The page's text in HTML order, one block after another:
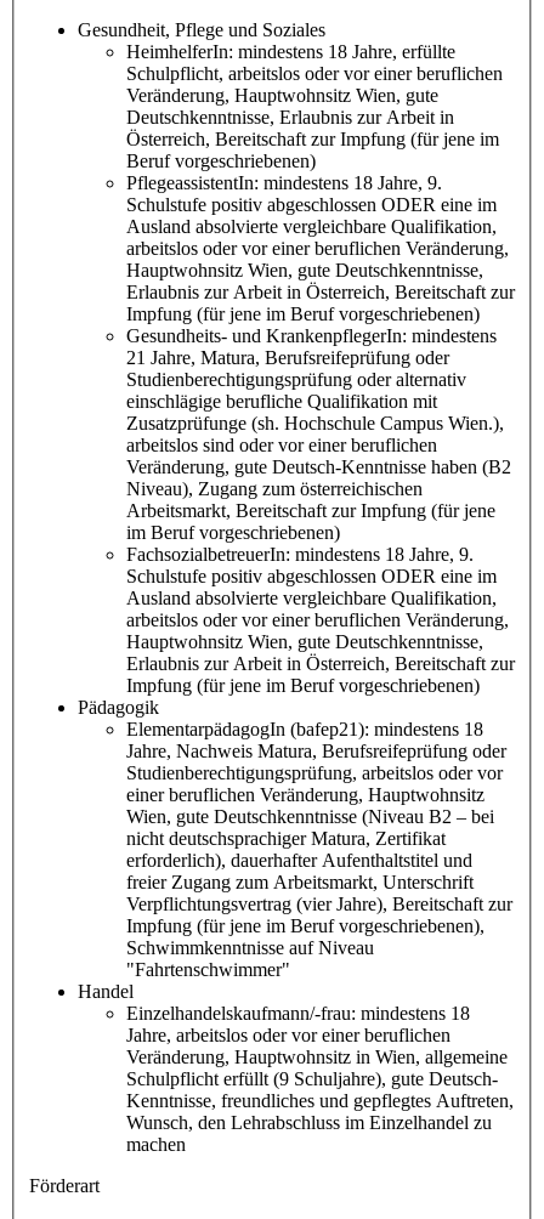
Gesundheit, Pflege und Soziales
HeimhelferIn: mindestens 18 Jahre, erfüllte
Schulpflicht, arbeitslos oder vor einer beruflichen
Veränderung, Hauptwohnsitz Wien, gute
Deutschkenntnisse, Erlaubnis zur Arbeit in
Österreich, Bereitschaft zur Impfung (für jene im
Beruf vorgeschriebenen)
PflegeassistentIn: mindestens 18 Jahre, 9.
Schulstufe positiv abgeschlossen ODER eine im
Ausland absolvierte vergleichbare Qualifikation,
arbeitslos oder vor einer beruflichen Veränderung,
Hauptwohnsitz Wien, gute Deutschkenntnisse,
Erlaubnis zur Arbeit in Österreich, Bereitschaft zur
Impfung (für jene im Beruf vorgeschriebenen)
Gesundheits- und KrankenpflegerIn: mindestens
21 Jahre, Matura, Berufsreifeprüfung oder
Studienberechtigungsprüfung oder alternativ
einschlägige berufliche Qualifikation mit
Zusatzprüfunge (sh. Hochschule Campus Wien.),
arbeitslos sind oder vor einer beruflichen
Veränderung, gute Deutsch-Kenntnisse haben (B2
Niveau), Zugang zum österreichischen
Arbeitsmarkt, Bereitschaft zur Impfung (für jene
im Beruf vorgeschriebenen)
FachsozialbetreuerIn: mindestens 18 Jahre, 9.
Schulstufe positiv abgeschlossen ODER eine im
Ausland absolvierte vergleichbare Qualifikation,
arbeitslos oder vor einer beruflichen Veränderung,
Hauptwohnsitz Wien, gute Deutschkenntnisse,
Erlaubnis zur Arbeit in Österreich, Bereitschaft zur
Impfung (für jene im Beruf vorgeschriebenen)
Pädagogik
ElementarpädagogIn (bafep21): mindestens 18
Jahre, Nachweis Matura, Berufsreifeprüfung oder
Studienberechtigungsprüfung, arbeitslos oder vor
einer beruflichen Veränderung, Hauptwohnsitz
Wien, gute Deutschkenntnisse (Niveau B2 – bei
nicht deutschsprachiger Matura, Zertifikat
erforderlich), dauerhafter Aufenthaltstitel und
freier Zugang zum Arbeitsmarkt, Unterschrift
Verpflichtungsvertrag (vier Jahre), Bereitschaft zur
Impfung (für jene im Beruf vorgeschriebenen),
Schwimmkenntnisse auf Niveau
"Fahrtenschwimmer"
Handel
Einzelhandelskaufmann/-frau: mindestens 18
Jahre, arbeitslos oder vor einer beruflichen
Veränderung, Hauptwohnsitz in Wien, allgemeine
Schulpflicht erfüllt (9 Schuljahre), gute Deutsch-
Kenntnisse, freundliches und gepflegtes Auftreten,
Wunsch, den Lehrabschluss im Einzelhandel zu
machen
Förderart